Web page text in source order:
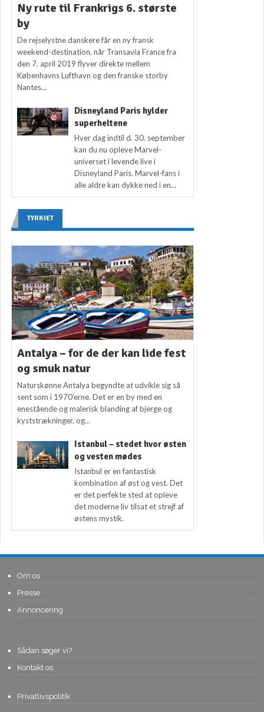
Ny rute til Frankrigs 6. største
by
De rejselystne danskere får en ny fransk
weekend-destination, når Transavia France fra
den 7. april 2019 flyver direkte mellem
Københavns Lufthavn og den franske storby
Nantes...
Disneyland Paris hylder
superheltene
Hver dag indtil d. 30. september
kan du nu opleve Marvel-
universet i levende live i
Disneyland Paris. Marvel-fans i
alle aldre kan dykke ned i en...
TYRKIET
Antalya – for de der kan lide fest
og smuk natur
Naturskønne Antalya begyndte at udvikle sig så
sent som i 1970’erne. Det er en by med en
enestående og malerisk blanding af bjerge og
kyststrækninger, og...
Istanbul – stedet hvor østen
og vesten mødes
Istanbul er en fantastisk
kombination af øst og vest. Det
er det perfekte sted at opleve
det moderne liv tilsat et strejf af
østens mystik.
Om os
Presse
Annoncering
Sådan søger vi?
Kontakt os
Privatlivspolitik